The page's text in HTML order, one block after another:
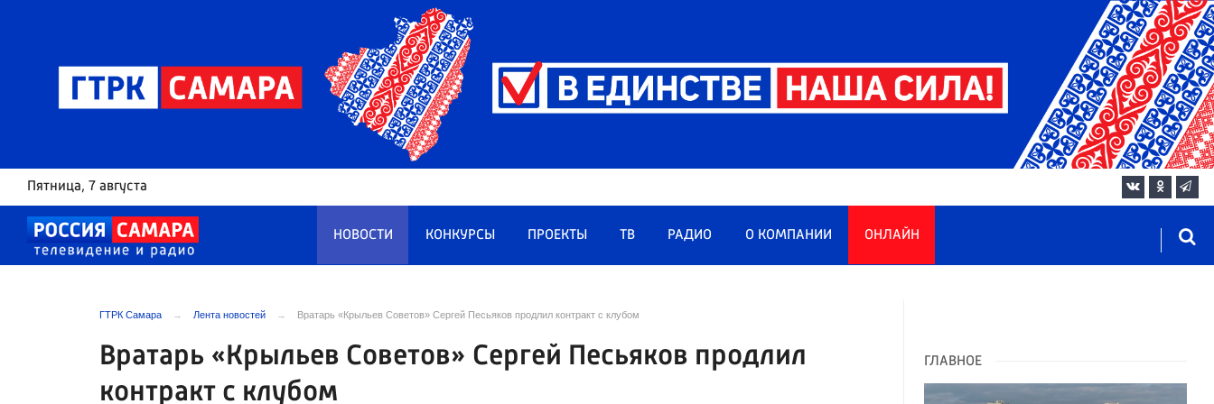
Пятница, 7 августа
НОВОСТИ КОНКУРСЫ ПРОЕКТЫ ТВ РАДИО О КОМПАНИИ ОНЛАЙН
ГТРК Самара Лента новостей Вратарь «Крыльев Советов» Сергей Песьяков продлил контракт с клубом
Вратарь «Крыльев Советов» Сергей Песьяков продлил
контракт с клубом
ГЛАВНОЕ